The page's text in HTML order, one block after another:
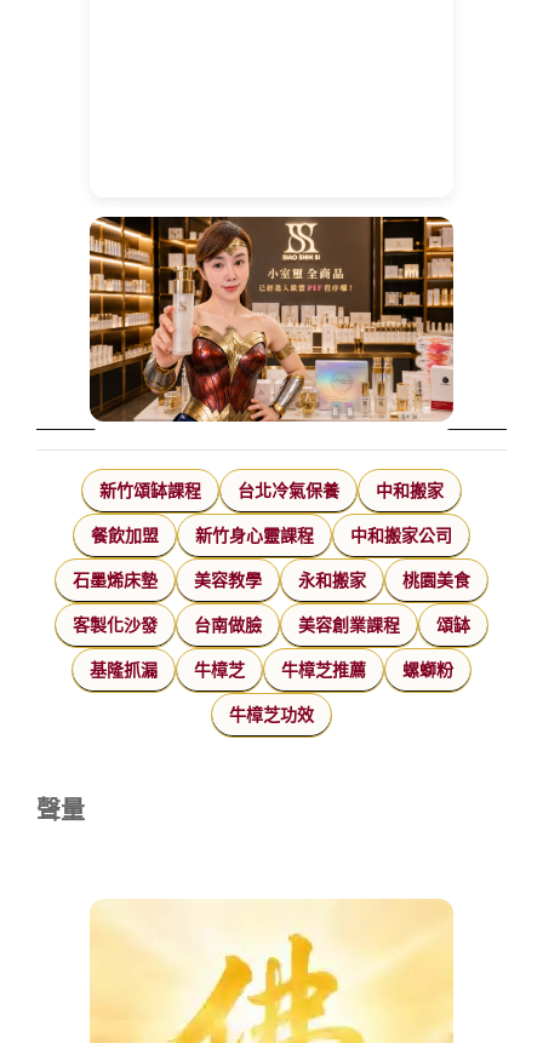
新竹頌缽課程 台北冷氣保養 中和搬家
餐飲加盟 新竹身心靈課程 中和搬家公司
石墨烯床墊 美容教學 永和搬家 桃園美食
客製化沙發 台南做臉 美容創業課程 頌缽
基隆抓漏 牛樟芝 牛樟芝推薦 螺螄粉
牛樟芝功效
聲量